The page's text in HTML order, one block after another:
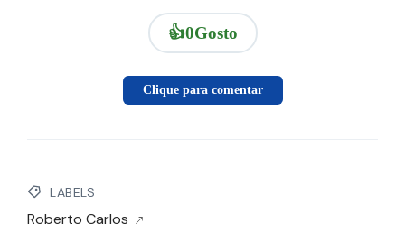
👍0Gosto
Clique para comentar
LABELS
Roberto Carlos